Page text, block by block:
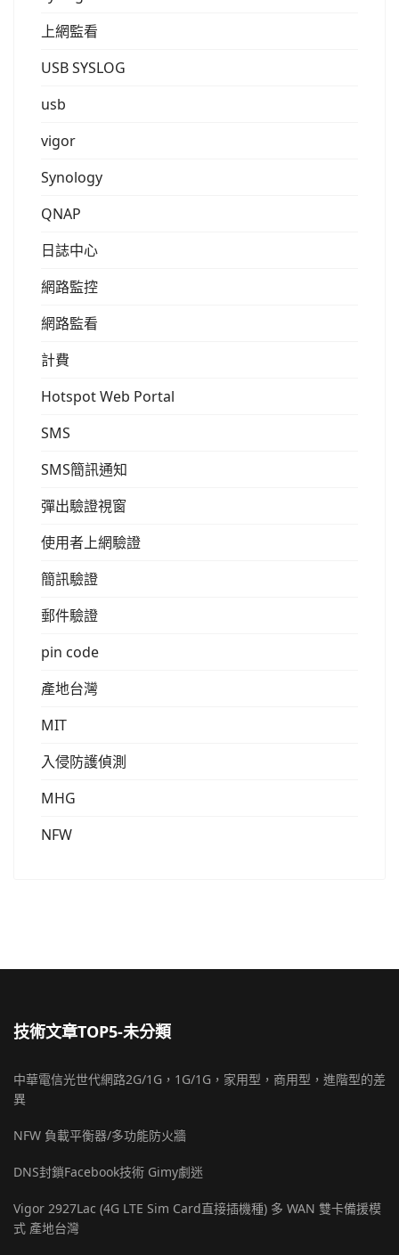
上網監看
USB SYSLOG
usb
vigor
Synology
QNAP
日誌中心
網路監控
網路監看
計費
Hotspot Web Portal
SMS
SMS簡訊通知
彈出驗證視窗
使用者上網驗證
簡訊驗證
郵件驗證
pin code
產地台灣
MIT
入侵防護偵測
MHG
NFW
技術文章TOP5-未分類
中華電信光世代網路2G/1G，1G/1G，家用型，商用型，進階型的差
異
NFW 負載平衡器/多功能防火牆
DNS封鎖Facebook技術 Gimy劇迷
Vigor 2927Lac (4G LTE Sim Card直接插機種) 多 WAN 雙卡備援模
式 產地台灣